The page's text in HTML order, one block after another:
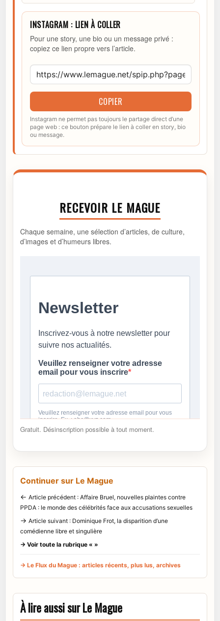
INSTAGRAM : LIEN À COLLER
Pour une story, une bio ou un message privé :
copiez ce lien propre vers l’article.
COPIER
Instagram ne permet pas toujours le partage direct d’une
page web : ce bouton prépare le lien à coller en story, bio
ou message.
RECEVOIR LE MAGUE
Chaque semaine, une sélection d’articles, de culture,
d’images et d’humeurs libres.
Gratuit. Désinscription possible à tout moment.
Continuer sur Le Mague
← Article précédent : Affaire Bruel, nouvelles plaintes contre
PPDA : le monde des célébrités face aux accusations sexuelles
→ Article suivant : Dominique Frot, la disparition d’une
comédienne libre et singulière
→ Voir toute la rubrique « »
→ Le Flux du Mague : articles récents, plus lus, archives
À lire aussi sur Le Mague